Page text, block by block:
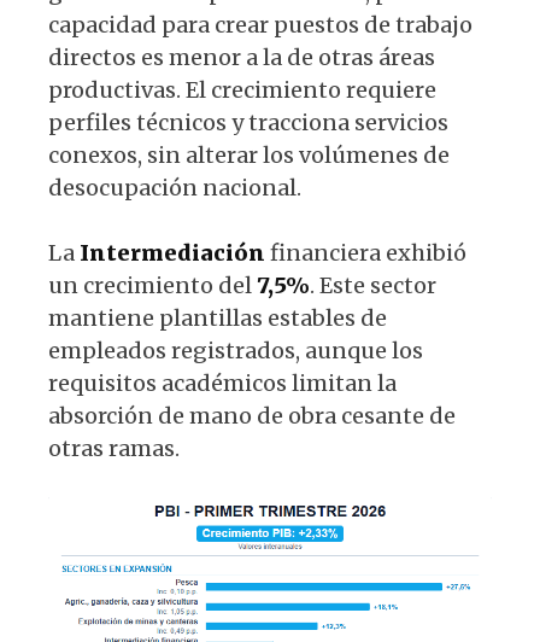
capacidad para crear puestos de trabajo
directos es menor a la de otras áreas
productivas. El crecimiento requiere
perfiles técnicos y tracciona servicios
conexos, sin alterar los volúmenes de
desocupación nacional.
La Intermediación financiera exhibió
un crecimiento del7,5%. Este sector
mantiene plantillas estables de
empleados registrados, aunque los
requisitos académicos limitan la
absorción de mano de obra cesante de
otras ramas.